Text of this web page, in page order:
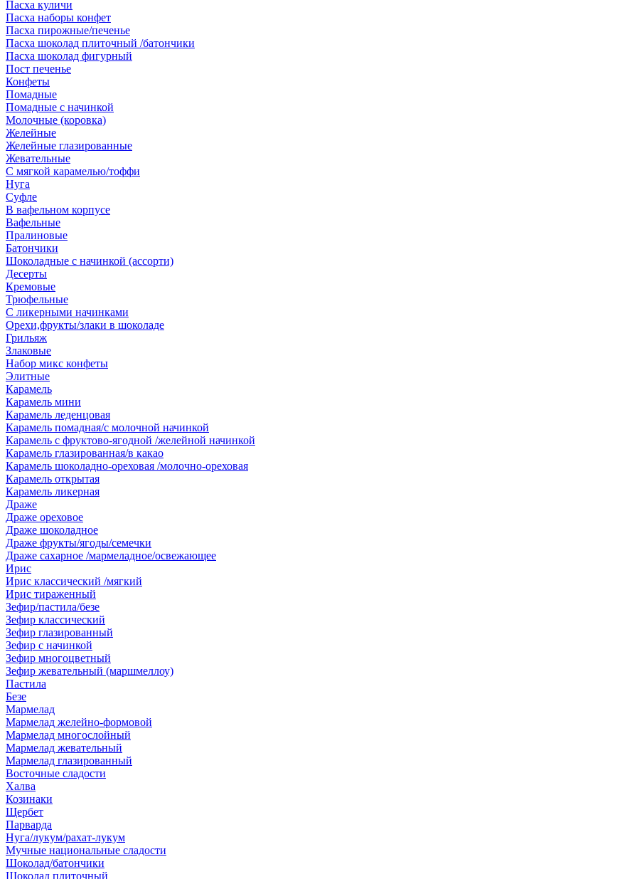
Пасха куличи
Пасха наборы конфет
Пасха пирожные/печенье
Пасха шоколад плиточный /батончики
Пасха шоколад фигурный
Пост печенье
Конфеты
Помадные
Помадные с начинкой
Молочные (коровка)
Желейные
Желейные глазированные
Жевательные
С мягкой карамелью/тоффи
Нуга
Суфле
В вафельном корпусе
Вафельные
Пралиновые
Батончики
Шоколадные с начинкой (ассорти)
Десерты
Кремовые
Трюфельные
С ликерными начинками
Орехи,фрукты/злаки в шоколаде
Грильяж
Злаковые
Набор микс конфеты
Элитные
Карамель
Карамель мини
Карамель леденцовая
Карамель помадная/с молочной начинкой
Карамель с фруктово-ягодной /желейной начинкой
Карамель глазированная/в какао
Карамель шоколадно-ореховая /молочно-ореховая
Карамель открытая
Карамель ликерная
Драже
Драже ореховое
Драже шоколадное
Драже фрукты/ягоды/семечки
Драже сахарное /мармеладное/освежающее
Ирис
Ирис классический /мягкий
Ирис тираженный
Зефир/пастила/безе
Зефир классический
Зефир глазированный
Зефир с начинкой
Зефир многоцветный
Зефир жевательный (маршмеллоу)
Пастила
Безе
Мармелад
Мармелад желейно-формовой
Мармелад многослойный
Мармелад жевательный
Мармелад глазированный
Восточные сладости
Халва
Козинаки
Щербет
Парварда
Нуга/лукум/рахат-лукум
Мучные национальные сладости
Шоколад/батончики
Шоколад плиточный